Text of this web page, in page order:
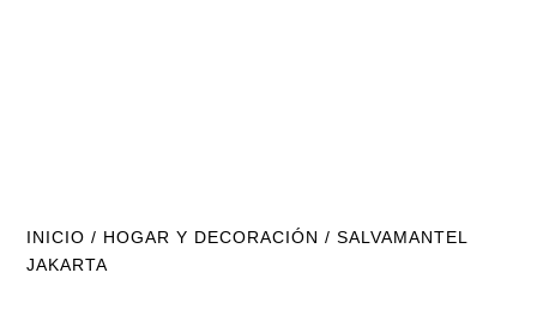
INICIO / HOGAR Y DECORACIÓN / SALVAMANTEL
JAKARTA